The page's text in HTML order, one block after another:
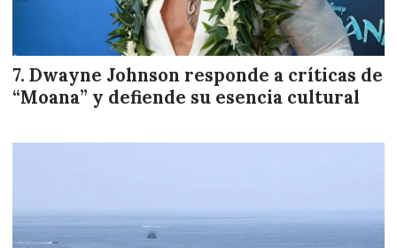
Dwayne Johnson responde a críticas de
“Moana” y defiende su esencia cultural